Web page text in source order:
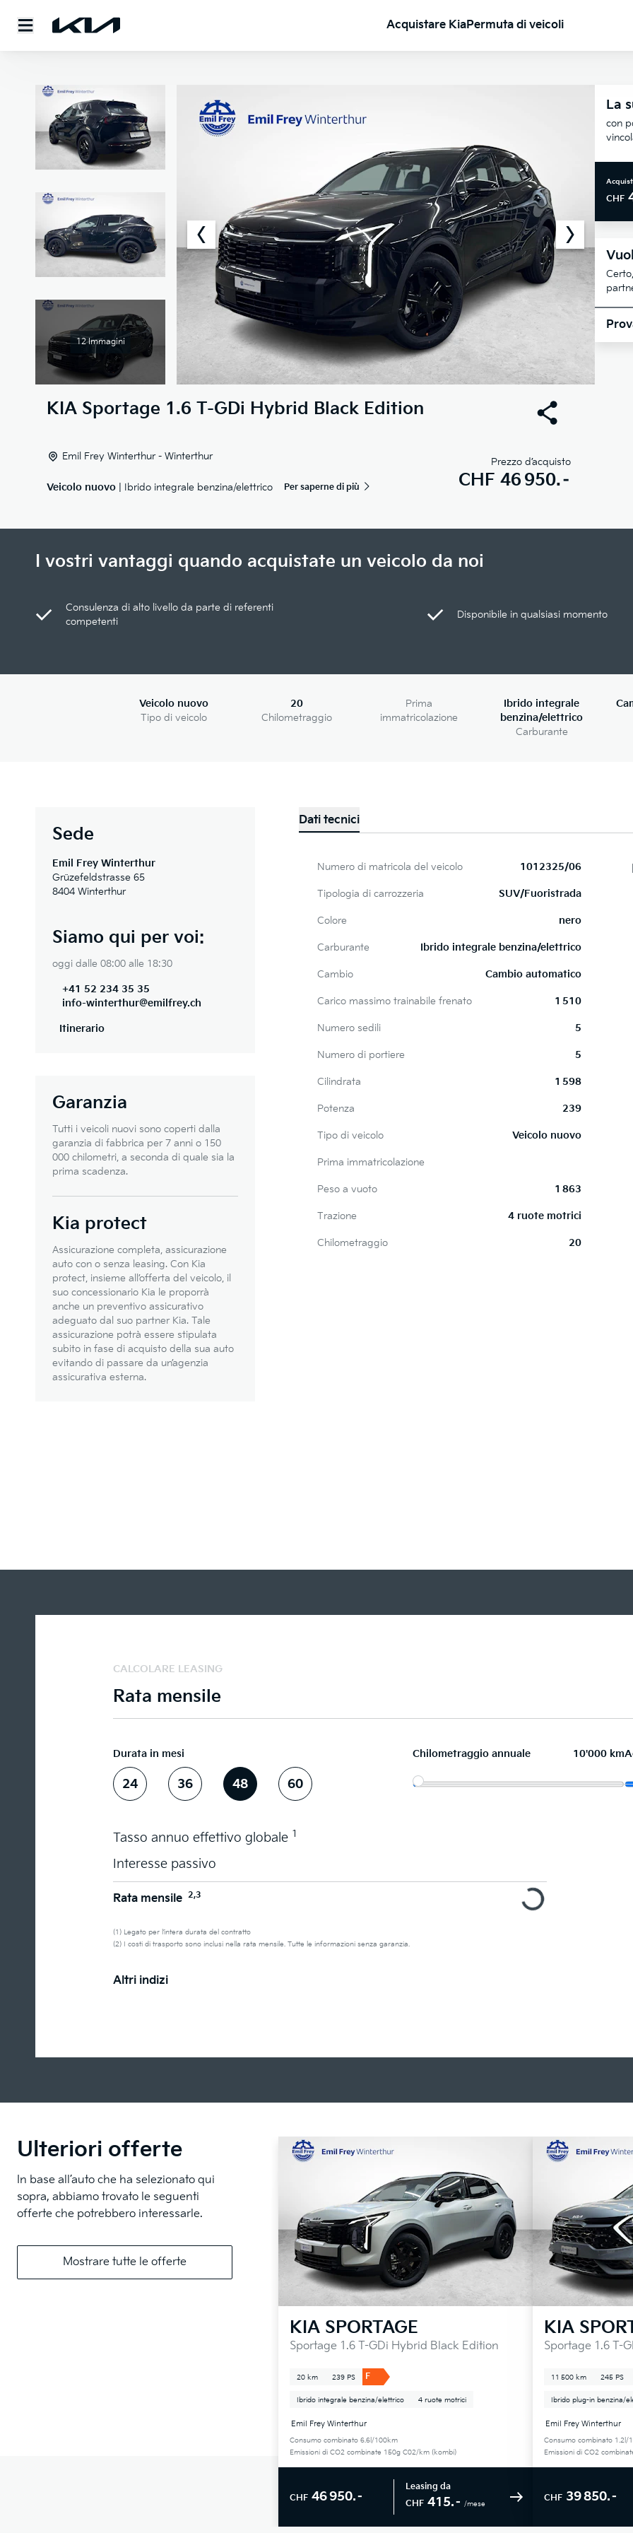
Acquistare KiaPermuta di veicoli
12 Immagini
KIA Sportage 1.6 T-GDi Hybrid Black Edition
Emil Frey Winterthur - Winterthur
Veicolo nuovo | Ibrido integrale benzina/elettrico Per saperne di più
Prezzo d’acquisto
CHF 46 950.–
La
con
CHF
I vostri vantaggi quando acquistate un veicolo da noi
Consulenza di alto livello da parte di referenti
competenti
Disponibile in qualsiasi momento
Veicolo nuovo
Tipo di veicolo
20
Chilometraggio
Prima
immatricolazione
Ibrido integrale
benzina/elettrico
Carburante
Dati tecnici
Numero di matricola del veicolo 1012325/06
Tipologia di carrozzeria SUV/Fuoristrada
Colore nero
Carburante Ibrido integrale benzina/elettrico
Cambio Cambio automatico
Carico massimo trainabile frenato 1 510
Numero sedili 5
Numero di portiere 5
Cilindrata 1 598
Potenza 239
Tipo di veicolo Veicolo nuovo
Prima immatricolazione
Peso a vuoto 1 863
Trazione 4 ruote motrici
Chilometraggio 20
Sede
Emil Frey Winterthur
Grüzefeldstrasse 65
8404 Winterthur
Siamo qui per voi:
oggi dalle 08:00 alle 18:30
+41 52 234 35 35
info-winterthur@emilfrey.ch
Itinerario
Garanzia
Tutti i veicoli nuovi sono coperti dalla
garanzia di fabbrica per 7 anni o 150
000 chilometri, a seconda di quale sia la
prima scadenza.
Kia protect
Assicurazione completa, assicurazione
auto con o senza leasing. Con Kia
protect, insieme all’offerta del veicolo, il
suo concessionario Kia le proporrà
anche un preventivo assicurativo
adeguato dal suo partner Kia. Tale
assicurazione potrà essere stipulata
subito in fase di acquisto della sua auto
evitando di passare da un’agenzia
assicurativa esterna.
CALCOLARE LEASING
Rata mensile
Durata in mesi
24 36 48 60
Chilometraggio annuale 10'000 km
Tasso annuo effettivo globale 1
Interesse passivo
Rata mensile 2,3
(1) Legato per l’intera durata del contratto
(2) I costi di trasporto sono inclusi nella rata mensile. Tutte le informazioni senza garanzia.
Altri indizi
Ulteriori offerte
In base all’auto che ha selezionato qui
sopra, abbiamo trovato le seguenti
offerte che potrebbero interessarle.
Mostrare tutte le offerte
KIA SPORTAGE
Sportage 1.6 T-GDi Hybrid Black Edition
20 km 239 PS F
Ibrido integrale benzina/elettrico 4 ruote motrici
Emil Frey Winterthur
Consumo combinato 6.6l/100km
Emissioni di CO2 combinate 150g C02/km (kombi)
CHF 46 950.–
Leasing da
CHF 415.– /mese
KIA
Sportage 1.6 T-
11 500 km 245 PS
Ibrido plug-in benzina/
Emil Frey Winterthur
Consumo combinato 1.2l/
Emissioni di CO2
CHF 39 850.–